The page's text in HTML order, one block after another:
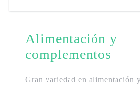
Alimentación y
complementos
Gran variedad en alimentación y